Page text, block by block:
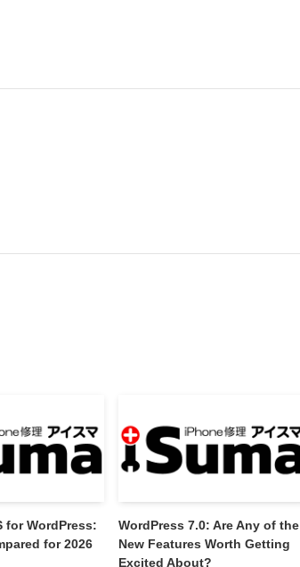
for WordPress:
for 2026
WordPress 7.0: Are Any of the
New Features Worth Getting
Excited About?